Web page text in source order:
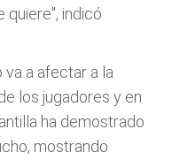
quiere", indicó
va a afectar a la
los jugadores y en
ha demostrado
mostrando